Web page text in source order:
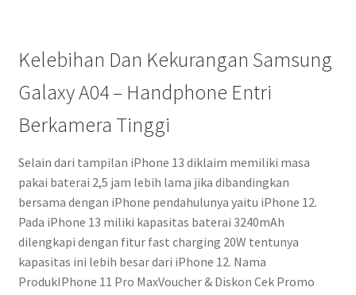
Kelebihan Dan Kekurangan Samsung
Galaxy A04 – Handphone Entri
Berkamera Tinggi
Selain dari tampilan iPhone 13 diklaim memiliki masa
pakai baterai 2,5 jam lebih lama jika dibandingkan
bersama dengan iPhone pendahulunya yaitu iPhone 12.
Pada iPhone 13 miliki kapasitas baterai 3240mAh
dilengkapi dengan fitur fast charging 20W tentunya
kapasitas ini lebih besar dari iPhone 12. Nama
ProdukIPhone 11 Pro MaxVoucher & Diskon Cek Promo